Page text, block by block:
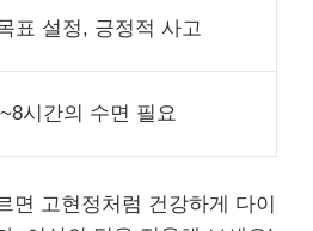
표 설정, 긍정적 사고
시간의 수면 필요
면 고현정처럼 건강하게 다이